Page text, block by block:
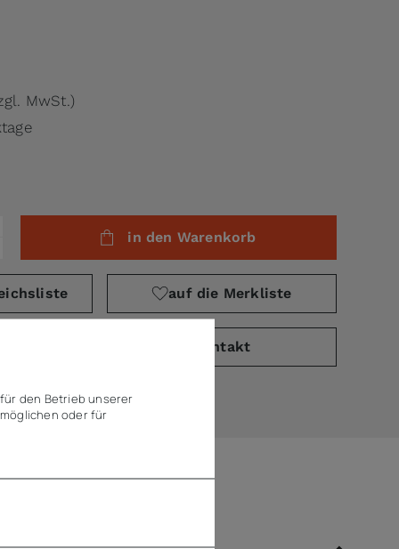
MwSt.)
in den Warenkorb
auf die Merkliste
Kontakt
den Betrieb unserer
oder für